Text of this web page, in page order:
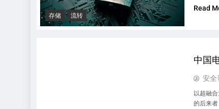
存储 流转
Read
中国
安全
以超融
的后来